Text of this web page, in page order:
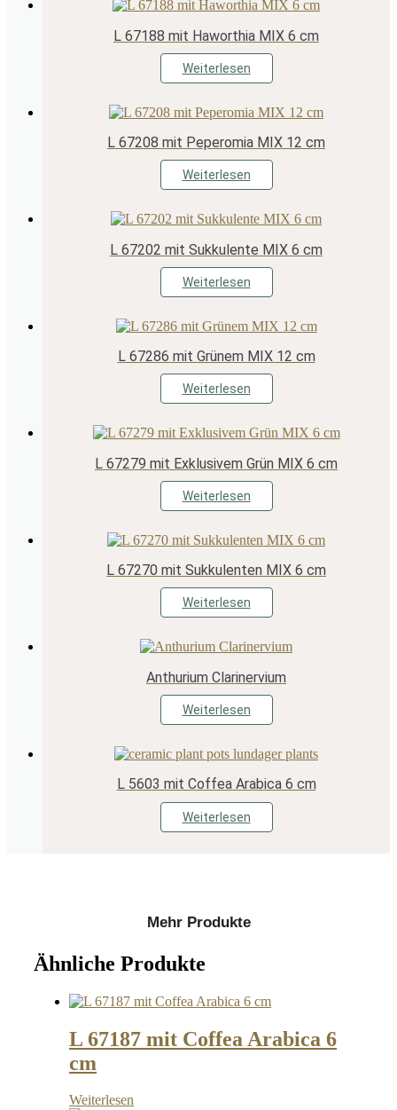
L 67188 mit Haworthia MIX 6 cm
Weiterlesen
L 67208 mit Peperomia MIX 12 cm
Weiterlesen
L 67202 mit Sukkulente MIX 6 cm
Weiterlesen
L 67286 mit Grünem MIX 12 cm
Weiterlesen
L 67279 mit Exklusivem Grün MIX 6 cm
Weiterlesen
L 67270 mit Sukkulenten MIX 6 cm
Weiterlesen
Anthurium Clarinervium
Weiterlesen
L 5603 mit Coffea Arabica 6 cm
Weiterlesen
Mehr Produkte
Ähnliche Produkte
L 67187 mit Coffea Arabica 6
cm
Weiterlesen